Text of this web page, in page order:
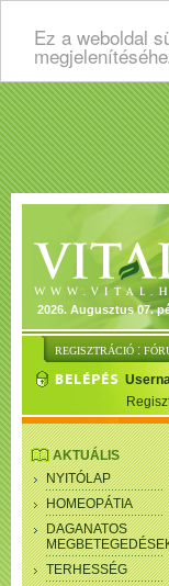
Ez a weboldal
2026. Augusztus 07.
REGISZTRÁCIÓ :
AKTUÁLIS
NYITÓLAP
HOMEOPÁTIA
DAGANATOS
TERHESSÉG